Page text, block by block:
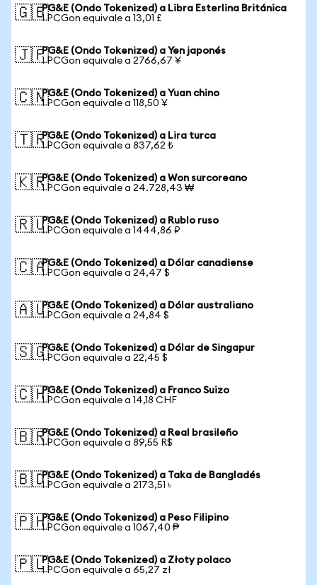
🇬🇧PG&E (Ondo Tokenized) a Libra Esterlina Británica
1 PCGon equivale a 13,01 £
🇯🇵PG&E (Ondo Tokenized) a Yen japonés
1 PCGon equivale a 2766,67 ¥
🇨🇳PG&E (Ondo Tokenized) a Yuan chino
1 PCGon equivale a 118,50 ¥
🇹🇷PG&E (Ondo Tokenized) a Lira turca
1 PCGon equivale a 837,62 ₺
🇰🇷PG&E (Ondo Tokenized) a Won surcoreano
1 PCGon equivale a 24.728,43 ₩
🇷🇺PG&E (Ondo Tokenized) a Rublo ruso
1 PCGon equivale a 1444,86 ₽
🇨🇦PG&E (Ondo Tokenized) a Dólar canadiense
1 PCGon equivale a 24,47 $
🇦🇺PG&E (Ondo Tokenized) a Dólar australiano
1 PCGon equivale a 24,84 $
🇸🇬PG&E (Ondo Tokenized) a Dólar de Singapur
1 PCGon equivale a 22,45 $
🇨🇭PG&E (Ondo Tokenized) a Franco Suizo
1 PCGon equivale a 14,18 CHF
🇧🇷PG&E (Ondo Tokenized) a Real brasileño
1 PCGon equivale a 89,55 R$
🇧🇩PG&E (Ondo Tokenized) a Taka de Bangladés
1 PCGon equivale a 2173,51 ৳
🇵🇭PG&E (Ondo Tokenized) a Peso Filipino
1 PCGon equivale a 1067,40 ₱
🇵🇱PG&E (Ondo Tokenized) a Złoty polaco
1 PCGon equivale a 65,27 zł